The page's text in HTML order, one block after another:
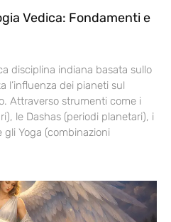
Vedica: Fondamenti e
disciplina indiana basata sullo
l’influenza dei pianeti sul
Attraverso strumenti come i
le Dashas (periodi planetari), i
gli Yoga (combinazioni